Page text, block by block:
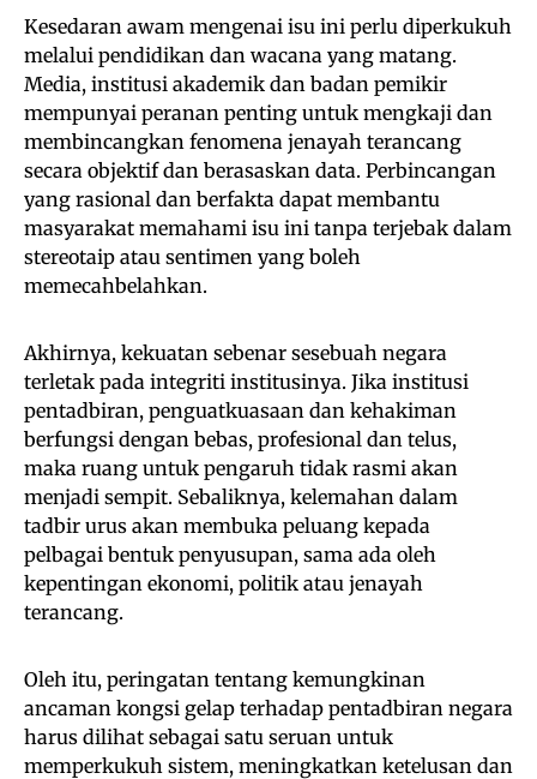
Kesedaran awam mengenai isu ini perlu diperkukuh
melalui pendidikan dan wacana yang matang.
Media, institusi akademik dan badan pemikir
mempunyai peranan penting untuk mengkaji dan
membincangkan fenomena jenayah terancang
secara objektif dan berasaskan data. Perbincangan
yang rasional dan berfakta dapat membantu
masyarakat memahami isu ini tanpa terjebak dalam
stereotaip atau sentimen yang boleh
memecahbelahkan.
Akhirnya, kekuatan sebenar sesebuah negara
terletak pada integriti institusinya. Jika institusi
pentadbiran, penguatkuasaan dan kehakiman
berfungsi dengan bebas, profesional dan telus,
maka ruang untuk pengaruh tidak rasmi akan
menjadi sempit. Sebaliknya, kelemahan dalam
tadbir urus akan membuka peluang kepada
pelbagai bentuk penyusupan, sama ada oleh
kepentingan ekonomi, politik atau jenayah
terancang.
Oleh itu, peringatan tentang kemungkinan
ancaman kongsi gelap terhadap pentadbiran negara
harus dilihat sebagai satu seruan untuk
memperkukuh sistem, meningkatkan ketelusan dan